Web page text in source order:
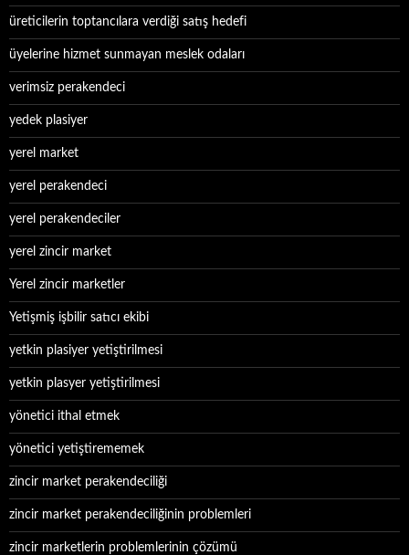
üreticilerin toptancılara verdiği satış hedefi
üyelerine hizmet sunmayan meslek odaları
verimsiz perakendeci
yedek plasiyer
yerel market
yerel perakendeci
yerel perakendeciler
yerel zincir market
Yerel zincir marketler
Yetişmiş işbilir satıcı ekibi
yetkin plasiyer yetiştirilmesi
yetkin plasyer yetiştirilmesi
yönetici ithal etmek
yönetici yetiştirememek
zincir market perakendeciliği
zincir market perakendeciliğinin problemleri
zincir marketlerin problemlerinin çözümü